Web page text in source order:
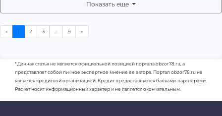
Показать еще
* Данная статья не является официальной позицией портала obzor78.ru, а
представляет собой личное экспертное мнение ее автора. Портал obzor78.ru не
является кредитной организацией. Кредит предоставляется банками-партнерами.
Расчет носит информационный характер и не является окончательным.